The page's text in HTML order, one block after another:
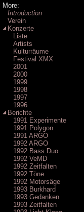
More:
Introduction
Verein
Konzerte
Liste
Artists
Kulturräume
Festival XMX
2001
2000
1999
1998
1997
1996
Berichte
1991 Experimente
1991 Polygon
1991 ARGO
1992 ARGO
1992 Bass Duo
1992 VeMD
1992 Zeitfalten
1992 Töne
1992 Motorsäge
1993 Burkhard
1993 Gedanken
1993 Zeitfalten